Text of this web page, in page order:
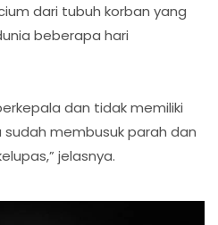
dari tubuh korban yang
beberapa hari
dan tidak memiliki
membusuk parah dan
jelasnya.